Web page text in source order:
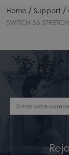
Home / Support /
SWITCH S6